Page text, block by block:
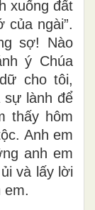
xuống đất
của ngài”.
sợ! Nào
ý Chúa
cho tôi,
sự lành để
thấy hôm
Anh em
anh em
và lấy lời
em.